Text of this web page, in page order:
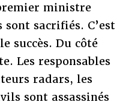
ministre
sacrifiés. C’est
succès. Du côté
Les responsables
radars, les
sont assassinés